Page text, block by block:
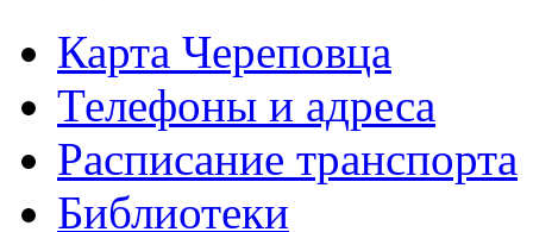
Карта Череповца
Телефоны и адреса
Расписание транспорта
Библиотеки